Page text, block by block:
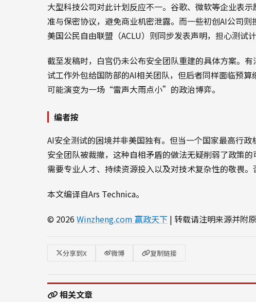
大型科技公司对此计划反应不一。谷歌、微软等企业表
准与保密协议，避免商业机密泄露。而一些初创AI公司则
美国公民自由联盟（ACLU）则同步发表声明，担心测试
截至发稿时，白宫仍未公布安全团队重建的具体方案。
试工作外包给国防部的AI相关团队，但后者同样面临预
可能演变为一场“雷声大雨点小”的政治博弈。
编者按
AI安全测试的困境并非美国独有。但当一个国家最高行
安全团队被裁撤，这种自相矛盾的做法无疑削弱了政策
需要专业人才、持续资源投入以及对技术复杂性的敬畏。
本文编译自Ars Technica。
© 2026 Winzheng.com 赢政天下 | 转载请注明来源并附
分享到X 微博 复制链接
相关文章